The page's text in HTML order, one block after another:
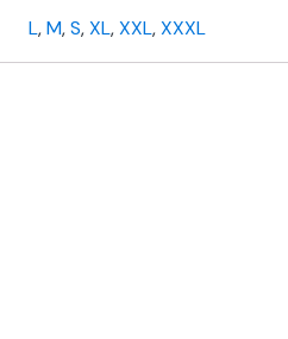
L,M,S,XL,XXL,XXXL